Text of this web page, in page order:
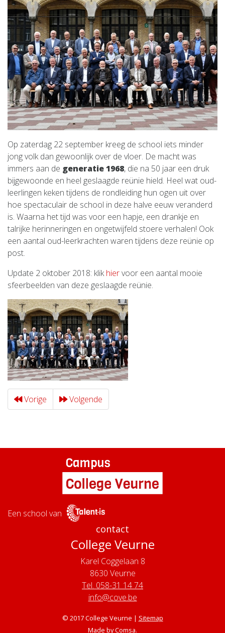
Op zaterdag 22 september kreeg de school iets minder
jong volk dan gewoonlijk over de vloer. De macht was
immers aan de generatie 1968, die na 50 jaar een druk
bijgewoonde en heel geslaagde reünie hield. Heel wat oud-
leerlingen keken tijdens de rondleiding hun ogen uit over
hoe spectaculair de school in deze halve eeuw veranderd
is. Waarna het tijd was voor een hapje, een drankje en
talrijke herinneringen en ongetwijfeld stoere verhalen! Ook
een aantal oud-leerkrachten waren tijdens deze reünie op
post.
Update 2 oktober 2018: klikhiervoor een aantal mooie
sfeerbeelden van deze geslaagde reünie.
Vorige Volgende
Een school van
contact
College Veurne
Karel Coggelaan 8
8630 Veurne
Tel. 058-31 14 74
info@cove.be
© 2017 College Veurne | Sitemap
Made byComsa.